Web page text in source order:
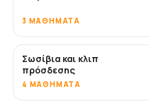
3 ΜΑΘΉΜΑΤΑ
Σωσίβια και κλιπ
πρόσδεσης
4 ΜΑΘΉΜΑΤΑ